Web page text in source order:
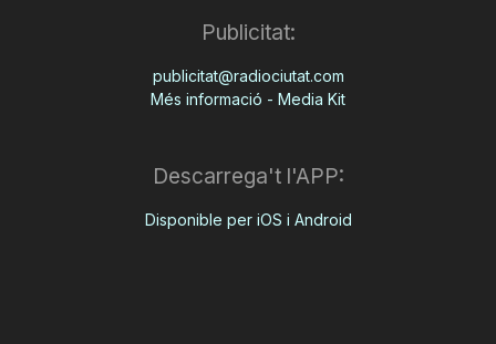
Publicitat:
publicitat@radiociutat.com
Més informació - Media Kit
Descarrega't l'APP:
Disponible per iOS i Android